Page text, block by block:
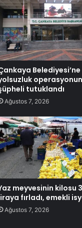
Belediyesi’ne
tutuklandı
Ağustos 7, 2026
meyvesinin kilosu
fırladı, emekli
Ağustos 7, 2026